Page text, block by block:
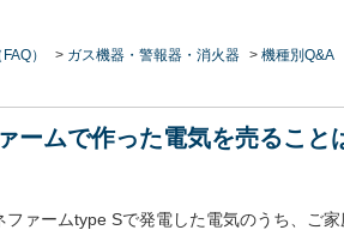
） > ガス機器・警報器・消火器 > 機種別Q&A
ームで作った電気を売ること
ファームtype Sで発電した電気のうち、ご